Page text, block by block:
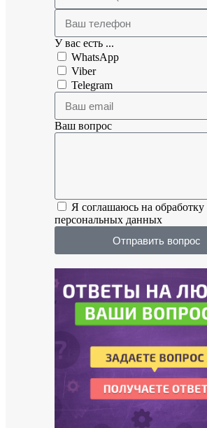
У вас есть ...
WhatsApp
Viber
Telegram
Ваш вопрос
Я соглашаюсь на обработку
персональных данных
Отправить вопрос